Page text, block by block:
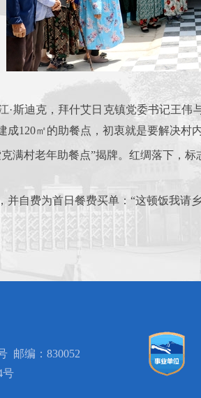
·斯迪克，拜什艾日克镇党委书记王
120㎡的助餐点，初衷就是要解决村
满村老年助餐点”揭牌。红绸落下，
自费为首日餐费买单：“这顿饭我请
邮编：830052
号